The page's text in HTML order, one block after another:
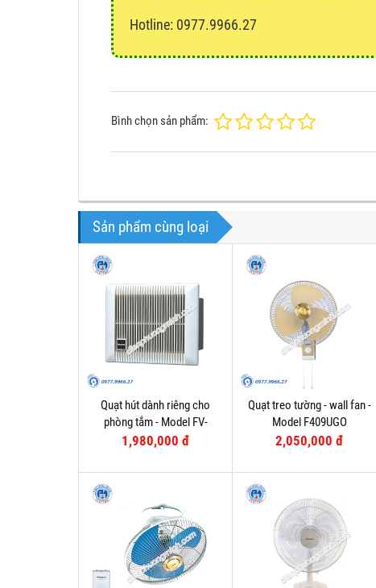
Hotline: 0977.9966.27
Bình chọn sản phẩm:
Sản phẩm cùng loại
Quạt hút dành riêng cho
phòng tắm - Model FV-
10BAT1
1,980,000 đ
Quạt treo tường - wall fan -
Model F409UGO
2,050,000 đ